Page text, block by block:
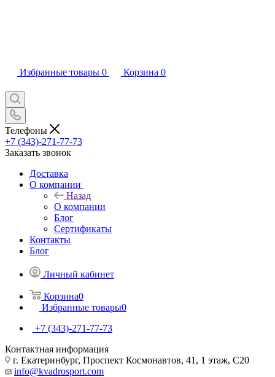
Избранные товары 0 Корзина 0
Телефоны
+7 (343)-271-77-73
Заказать звонок
Доставка
О компании
Назад
О компании
Блог
Сертификаты
Контакты
Блог
Личный кабинет
Корзина0
Избранные товары0
+7 (343)-271-77-73
Контактная информация
г. Екатеринбург, Проспект Космонавтов, 41, 1 этаж, С20
info@kvadrosport.com